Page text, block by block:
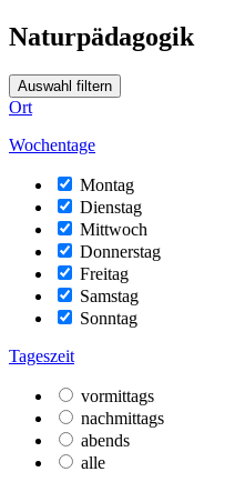
Naturpädagogik
Auswahl filtern
Ort
Wochentage
Montag
Dienstag
Mittwoch
Donnerstag
Freitag
Samstag
Sonntag
Tageszeit
vormittags
nachmittags
abends
alle